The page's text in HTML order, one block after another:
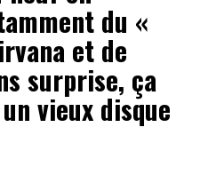
du «
et de
surprise, ça
vieux disque